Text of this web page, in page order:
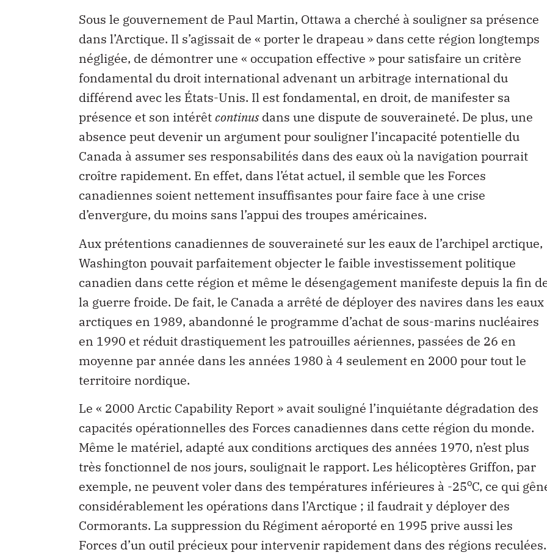
Sous le gouvernement de Paul Martin, Ottawa a cherché à souligner sa présence
dans l’Arctique. Il s’agissait de « porter le drapeau » dans cette région longtemps
négligée, de démontrer une « occupation effective » pour satisfaire un critère
fondamental du droit international advenant un arbitrage international du
différend avec les États-Unis. Il est fondamental, en droit, de manifester sa
présence et son intérêtcontinusdans une dispute de souveraineté. De plus, une
absence peut devenir un argument pour souligner l’incapacité potentielle du
Canada à assumer ses responsabilités dans des eaux où la navigation pourrait
croître rapidement. En effet, dans l’état actuel, il semble que les Forces
canadiennes soient nettement insuffisantes pour faire face à une crise
d’envergure, du moins sans l’appui des troupes américaines.
Aux prétentions canadiennes de souveraineté sur les eaux de l’archipel arctique,
Washington pouvait parfaitement objecter le faible investissement politique
canadien dans cette région et même le désengagement manifeste depuis la fin
la guerre froide. De fait, le Canada a arrêté de déployer des navires dans les eaux
arctiques en 1989, abandonné le programme d’achat de sous-marins nucléaires
en 1990 et réduit drastiquement les patrouilles aériennes, passées de 26 en
moyenne par année dans les années 1980 à 4 seulement en 2000 pour tout le
territoire nordique.
Le « 2000 Arctic Capability Report » avait souligné l’inquiétante dégradation des
capacités opérationnelles des Forces canadiennes dans cette région du monde.
Même le matériel, adapté aux conditions arctiques des années 1970, n’est plus
très fonctionnel de nos jours, soulignait le rapport. Les hélicoptères Griffon, par
exemple, ne peuvent voler dans des températures inférieures à -25oC, ce qui
considérablement les opérations dans l’Arctique ; il faudrait y déployer des
Cormorants. La suppression du Régiment aéroporté en 1995 prive aussi les
Forces d’un outil précieux pour intervenir rapidement dans des régions reculées.